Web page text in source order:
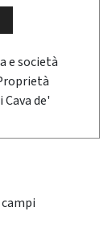
e società
de'